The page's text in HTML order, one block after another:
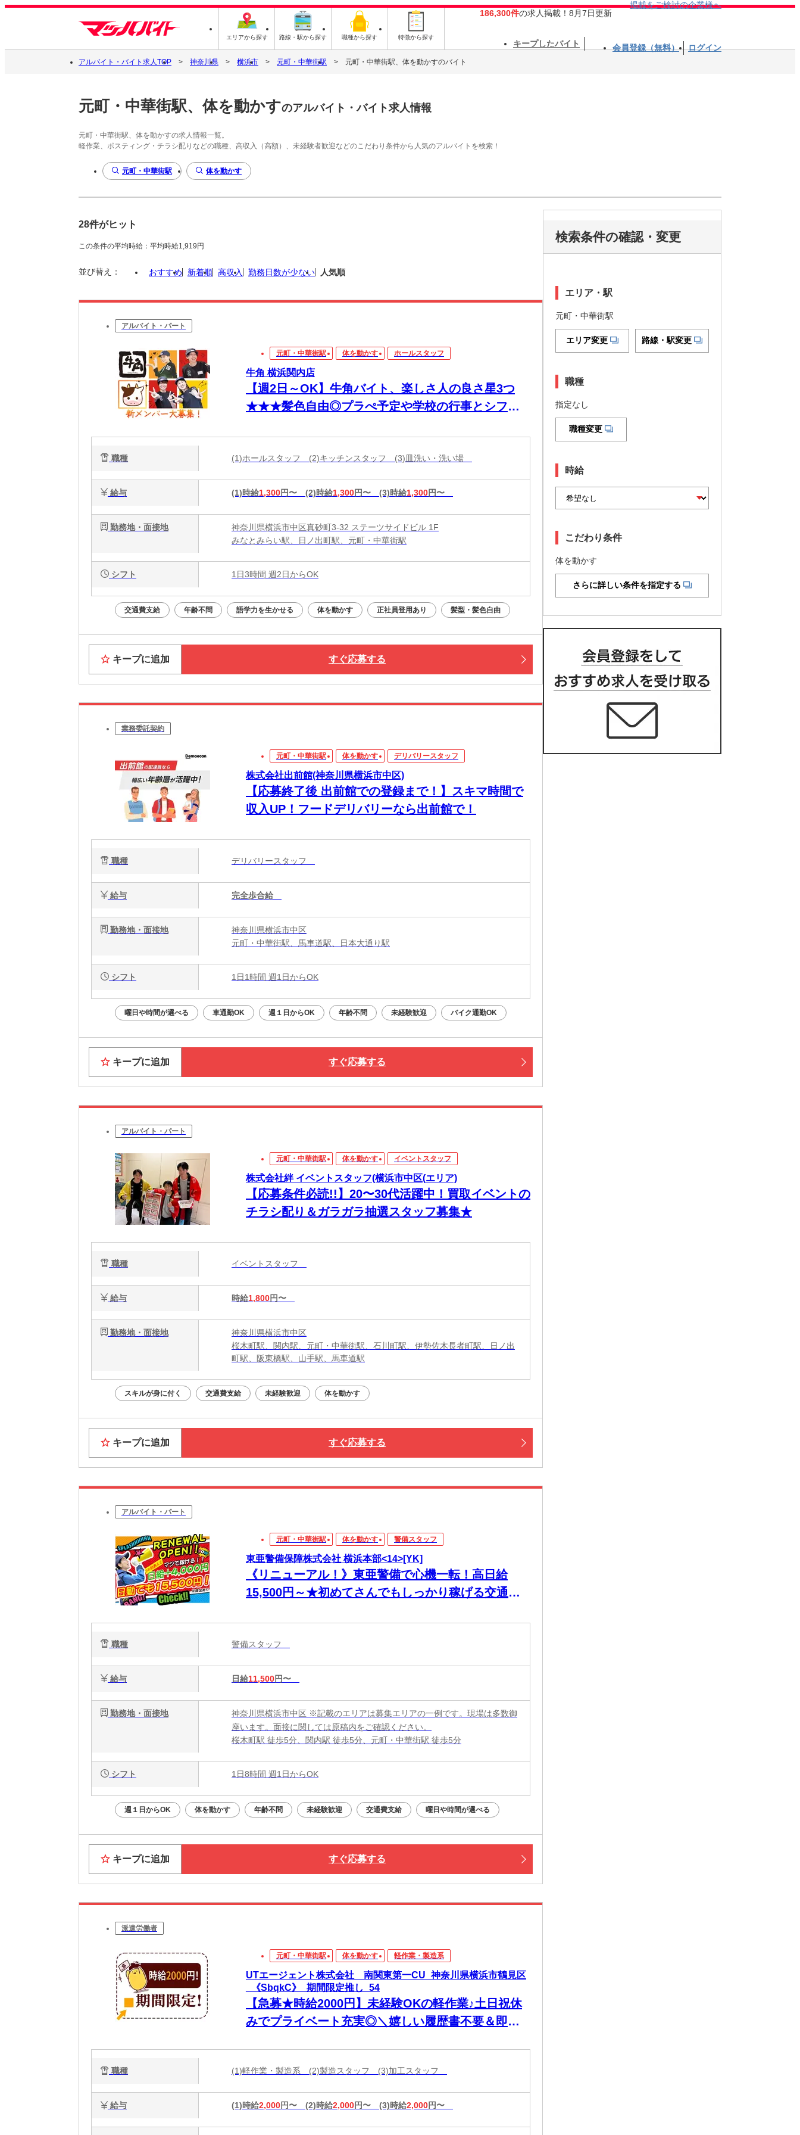
エリアから探す 路線・駅から探す 職種から探す 特徴から探す
186,300件の求人掲載！8月7日更新
掲載をご検討の企業様へ
キープしたバイト 会員登録（無料） ログイン
アルバイト・バイト求人TOP 神奈川県 横浜市 元町・中華街駅 元町・中華街駅、体を動かすのバイト
元町・中華街駅、体を動かすのアルバイト・バイト求人情報
元町・中華街駅、体を動かすの求人情報一覧。
軽作業、ポスティング・チラシ配りなどの職種、高収入（高額）、未経験者歓迎などのこだわり条件から人気のアルバイトを検索！
元町・中華街駅 体を動かす
28件がヒット
この条件の平均時給：平均時給1,919円
並び替え： おすすめ 新着順 高収入 勤務日数が少ない 人気順
アルバイト・パート
元町・中華街駅 体を動かす ホールスタッフ
牛角 横浜関内店
【週2日～OK】牛角バイト、楽しさ人の良さ星3つ
★★★髪色自由◎プラぺ予定や学校の行事とシフト
職種 (1)ホールスタッフ (2)キッチンスタッフ (3)皿洗い・洗い場
給与 (1)時給1,300円〜 (2)時給1,300円〜 (3)時給1,300円〜
勤務地・面接地
神奈川県横浜市中区真砂町3-32 ステーツサイドビル 1F
みなとみらい駅、日ノ出町駅、元町・中華街駅
シフト 1日3時間 週2日からOK
交通費支給 年齢不問 語学力を生かせる 体を動かす 正社員登用あり 髪型・髪色自由
キープに追加 すぐ応募する
業務委託契約
元町・中華街駅 体を動かす デリバリースタッフ
株式会社出前館(神奈川県横浜市中区)
【応募終了後 出前館での登録まで！】スキマ時間で
収入UP！フードデリバリーなら出前館で！
職種 デリバリースタッフ
給与 完全歩合給
勤務地・面接地
神奈川県横浜市中区
元町・中華街駅、馬車道駅、日本大通り駅
シフト 1日1時間 週1日からOK
曜日や時間が選べる 車通勤OK 週１日からOK 年齢不問 未経験歓迎 バイク通勤OK
キープに追加 すぐ応募する
アルバイト・パート
元町・中華街駅 体を動かす イベントスタッフ
株式会社絆 イベントスタッフ(横浜市中区(エリア)
【応募条件必読!!】20〜30代活躍中！買取イベントの
チラシ配り＆ガラガラ抽選スタッフ募集★
職種 イベントスタッフ
給与 時給1,800円〜
勤務地・面接地
神奈川県横浜市中区
桜木町駅、関内駅、元町・中華街駅、石川町駅、伊勢佐木長者町駅、日ノ出
町駅、阪東橋駅、山手駅、馬車道駅
スキルが身に付く 交通費支給 未経験歓迎 体を動かす
キープに追加 すぐ応募する
アルバイト・パート
元町・中華街駅 体を動かす 警備スタッフ
東亜警備保障株式会社 横浜本部<14>[YK]
《リニューアル！》東亜警備で心機一転！高日給
15,500円～★初めてさんでもしっかり稼げる交通誘
職種 警備スタッフ
給与 日給11,500円〜
勤務地・面接地
神奈川県横浜市中区 ※記載のエリアは募集エリアの一例です。現場は多数御
座います。面接に関しては原稿内をご確認ください。
桜木町駅 徒歩5分、関内駅 徒歩5分、元町・中華街駅 徒歩5分
シフト 1日8時間 週1日からOK
週１日からOK 体を動かす 年齢不問 未経験歓迎 交通費支給 曜日や時間が選べる
キープに追加 すぐ応募する
派遣労働者
元町・中華街駅 体を動かす 軽作業・製造系
UTエージェント株式会社 南関東第一CU_神奈川県横浜市鶴見区
_《SbqkC》_期間限定推し_54
【急募★時給2000円】未経験OKの軽作業♪土日祝休
みでプライベート充実◎＼嬉しい履歴書不要＆即勤
職種 (1)軽作業・製造系 (2)製造スタッフ (3)加工スタッフ
給与 (1)時給2,000円〜 (2)時給2,000円〜 (3)時給2,000円〜
検索条件の確認・変更
エリア・駅
元町・中華街駅
エリア変更 路線・駅変更
職種
指定なし
職種変更
時給
こだわり条件
体を動かす
さらに詳しい条件を指定する